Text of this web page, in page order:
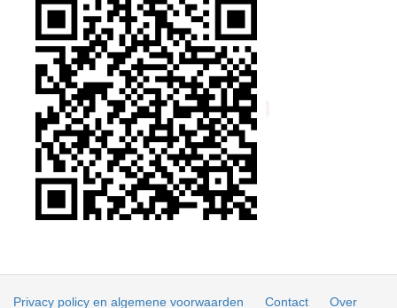
Privacy policy en algemene voorwaarden Contact
Over